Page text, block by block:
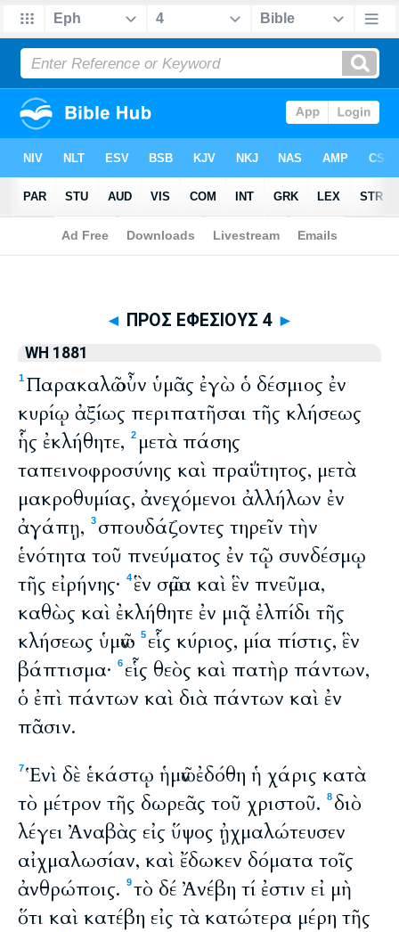
Biblia> WH 1881> ΠΡΟΣ ΕΦΕΣΙΟΥΣ 4
◄ ΠΡΟΣ ΕΦΕΣΙΟΥΣ 4 ►
WH 1881
1 Παρακαλῶ οὖν ὑμᾶς ἐγὼ ὁ δέσμιος ἐν
κυρίῳ ἀξίως περιπατῆσαι τῆς κλήσεως
ἧς ἐκλήθητε,
2 μετὰ πάσης
ταπεινοφροσύνης καὶ πραΰτητος, μετὰ
μακροθυμίας, ἀνεχόμενοι ἀλλήλων ἐν
ἀγάπῃ,
3 σπουδάζοντες τηρεῖν τὴν
ἑνότητα τοῦ πνεύματος ἐν τῷ συνδέσμῳ
τῆς εἰρήνης·
4ἓν σῶμα καὶ ἓν πνεῦμα,
καθὼς καὶ ἐκλήθητε ἐν μιᾷ ἐλπίδι τῆς
κλήσεως ὑμῶν· 5 εἷς κύριος, μία πίστις, ἓν
βάπτισμα·
6 εἷς θεὸς καὶ πατὴρ πάντων,
ὁ ἐπὶ πάντων καὶ διὰ πάντων καὶ ἐν
πᾶσιν.
7Ἑνὶ δὲ ἑκάστῳ ἡμῶν ἐδόθη ἡ χάρις κατὰ
τὸ μέτρον τῆς δωρεᾶς τοῦ χριστοῦ.
8 διὸ
λέγει Ἀναβὰς εἰς ὕψος ᾐχμαλώτευσεν
αἰχμαλωσίαν, καὶ ἔδωκεν δόματα τοῖς
ἀνθρώποις.
9τὸ δέ Ἀνέβη τί ἐστιν εἰ μὴ
ὅτι καὶ κατέβη εἰς τὰ κατώτερα μέρη τῆς